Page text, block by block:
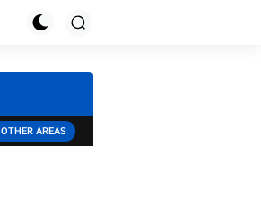
OTHER AREAS